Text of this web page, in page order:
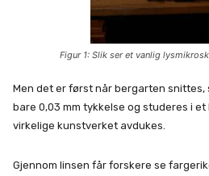
Figur 1: Slik ser et vanlig
Men det er først når bergarten snittes,
bare 0,03 mm tykkelse og studeres i
virkelige kunstverket avdukes.
Gjennom linsen får forskere se